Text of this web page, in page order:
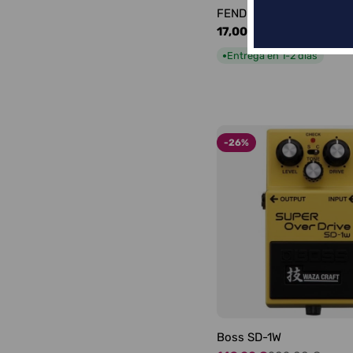
FENDER LOGO
Precio
habitual
17,00 €
●Entrega en 1-2 días
-26%
Boss SD-1W